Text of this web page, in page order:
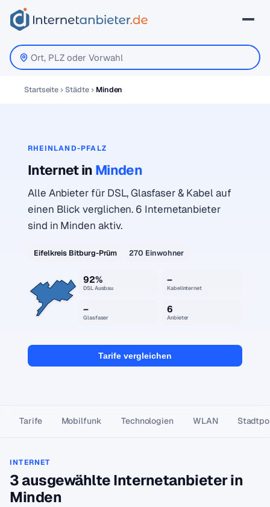
Startseite Städte Minden
RHEINLAND-PFALZ
Internet in Minden
Alle Anbieter für DSL, Glasfaser & Kabel auf
einen Blick verglichen. 6 Internetanbieter
sind in Minden aktiv.
Eifelkreis Bitburg-Prüm 270 Einwohner
92%
DSL Ausbau
–
Kabelinternet
–
Glasfaser
6
Anbieter
Tarife vergleichen
Tarife Mobilfunk Technologien WLAN
INTERNET
3 ausgewählte Internetanbieter in
Minden